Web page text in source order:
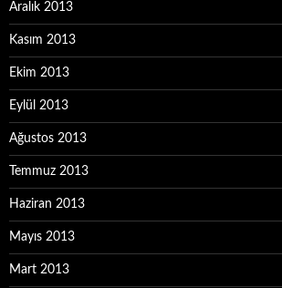
Aralık 2013
Kasım 2013
Ekim 2013
Eylül 2013
Ağustos 2013
Temmuz 2013
Haziran 2013
Mayıs 2013
Mart 2013